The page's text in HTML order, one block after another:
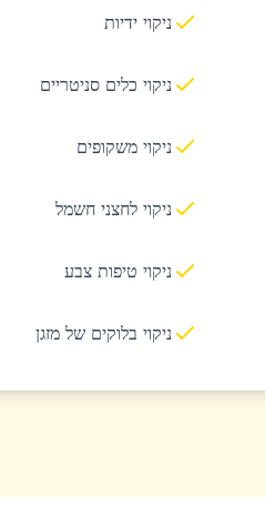
ניקוי ידיות
ניקוי כלים סניטריים
ניקוי משקופים
ניקוי לחצני חשמל
ניקוי טיפות צבע
ניקוי בלוקים של מזגן